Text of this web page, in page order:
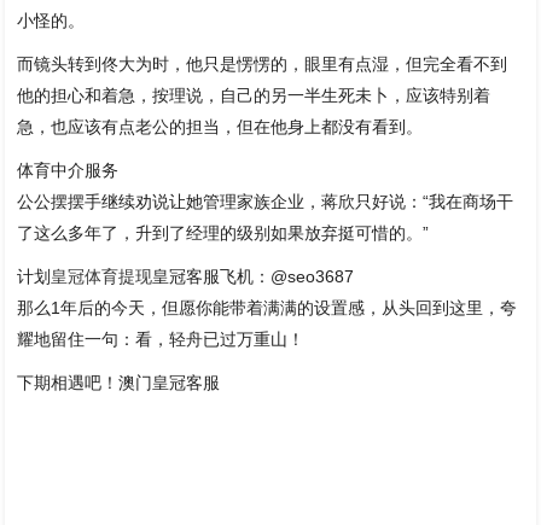
小怪的。
而镜头转到佟大为时，他只是愣愣的，眼里有点湿，但完全看不到
他的担心和着急，按理说，自己的另一半生死未卜，应该特别着
急，也应该有点老公的担当，但在他身上都没有看到。
体育中介服务
公公摆摆手继续劝说让她管理家族企业，蒋欣只好说：“我在商场干
了这么多年了，升到了经理的级别如果放弃挺可惜的。”
计划 皇冠体育提现皇冠客服飞机：@seo3687
那么1年后的今天，但愿你能带着满满的设置感，从头回到这里，夸
耀地留住一句：看，轻舟已过万重山！
下期相遇吧！澳门皇冠客服